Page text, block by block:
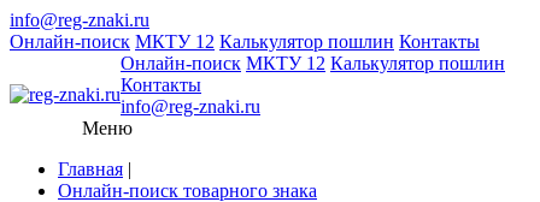
info@reg-znaki.ru
Онлайн-поиск МКТУ 12 Калькулятор пошлин Контакты
Онлайн-поиск МКТУ 12 Калькулятор пошлин
Контакты
info@reg-znaki.ru
Меню
Главная |
Онлайн-поиск товарного знака